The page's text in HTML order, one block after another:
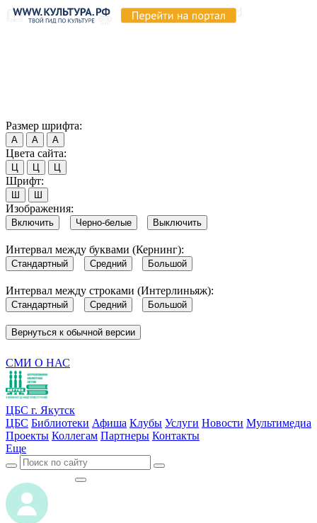
Размер шрифта:
А А А
Цвета сайта:
Ц Ц Ц
Шрифт:
Ш Ш
Изображения:
Включить Черно-белые Выключить
Интервал между буквами (Кернинг):
Стандартный Средний Большой
Интервал между строками (Интерлиньяж):
Стандартный Средний Большой
Вернуться к обычной версии
СМИ О НАС
ЦБС г. Якутск
ЦБС Библиотеки Афиша Клубы Услуги Новости Мультимедиа
Проекты Коллегам Партнеры Контакты
Еще